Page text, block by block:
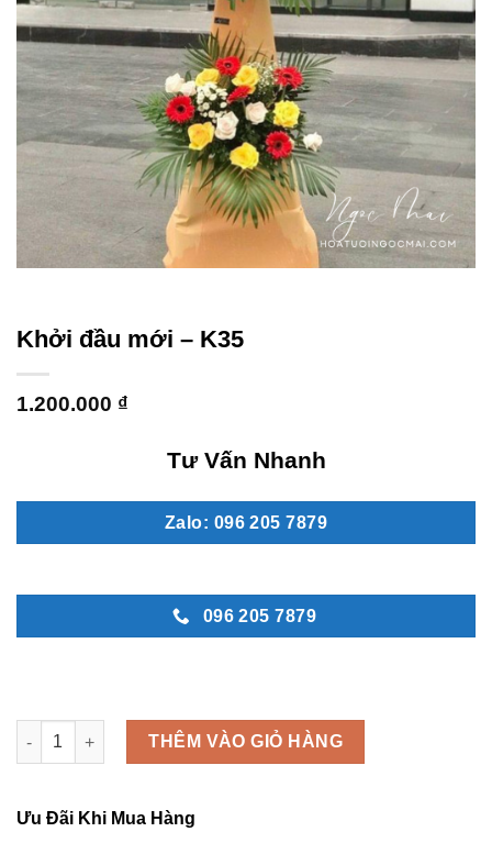
Khởi đầu mới – K35
1.200.000 ₫
Tư Vấn Nhanh
Zalo: 096 205 7879
096 205 7879
Khởi đầu mới - K35 số lượng
THÊM VÀO GIỎ HÀNG
Ưu Đãi Khi Mua Hàng